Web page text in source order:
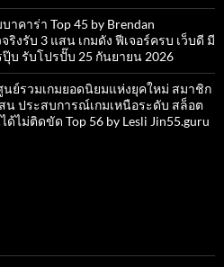
าคาร่า Top 45 by Brendan
ริงรับ 3 แสน เกมดัง ฟีเจอร์ครบ เว็บดี มี
ปุ๊บ รับโปรปั๊บ 25 กันยายน 2026
นย์รวมเกมยอดนิยมแห่งยุคใหม่ สมาชิก
น ประสบการณ์เกมเหนือระดับ สล็อต
ไม่ติดขัด Top 56 by Lesli Jin55.guru